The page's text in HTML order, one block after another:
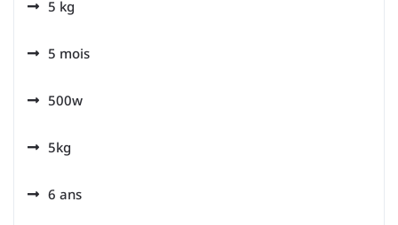
5 kg
5 mois
500w
5kg
6 ans